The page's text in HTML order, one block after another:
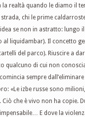
la realtà quando le diamo il
chi le prime
se non in astratto: lungo
al liquidambar). Il concetto
del parco). Riuscire a
qualcuno di cui non
sempre
«Le izbe russe sono
Ciò che è vivo non ha copie.
E dove la